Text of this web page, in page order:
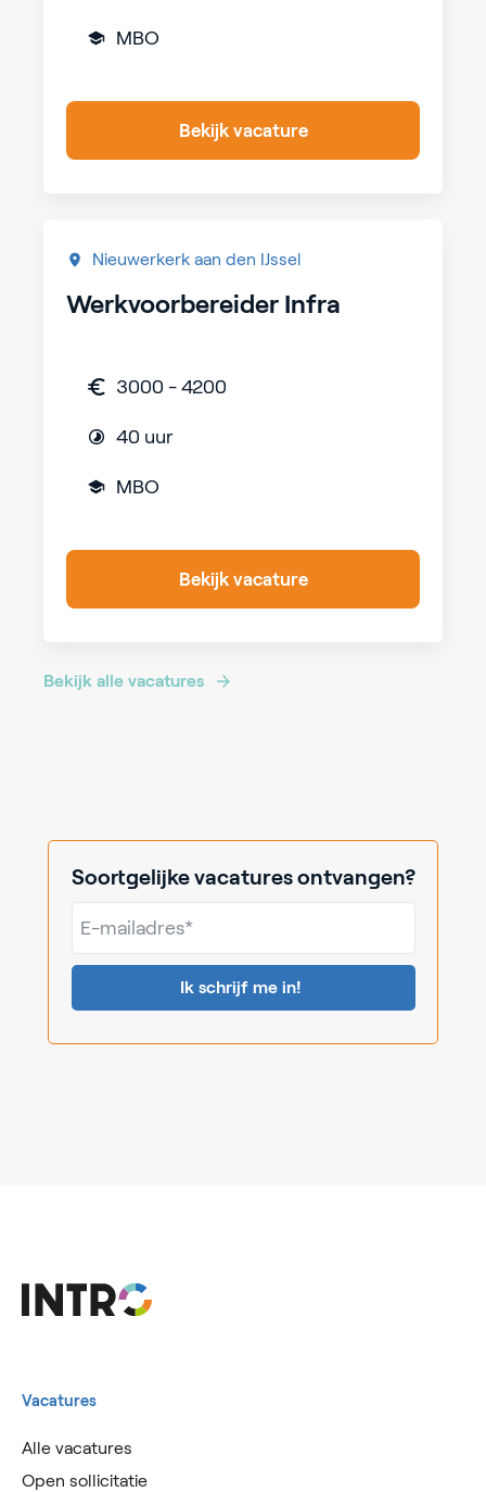
MBO
Bekijk vacature
Nieuwerkerk aan den IJssel
Werkvoorbereider Infra
3000 - 4200
40 uur
MBO
Bekijk vacature
Bekijk alle vacatures
Soortgelijke vacatures ontvangen?
E-
mailadres*
Vacatures
Alle vacatures
Open sollicitatie